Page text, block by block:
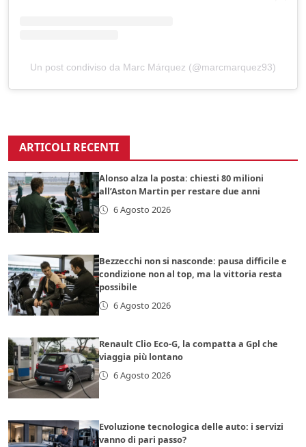
Un post condiviso da Marc Márquez (@marcmarquez93)
ARTICOLI RECENTI
Alonso alza la posta: chiesti 80 milioni
all’Aston Martin per restare due anni
6 Agosto 2026
Bezzecchi non si nasconde: pausa difficile e
condizione non al top, ma la vittoria resta
possibile
6 Agosto 2026
Renault Clio Eco-G, la compatta a Gpl che
viaggia più lontano
6 Agosto 2026
Evoluzione tecnologica delle auto: i servizi
vanno di pari passo?